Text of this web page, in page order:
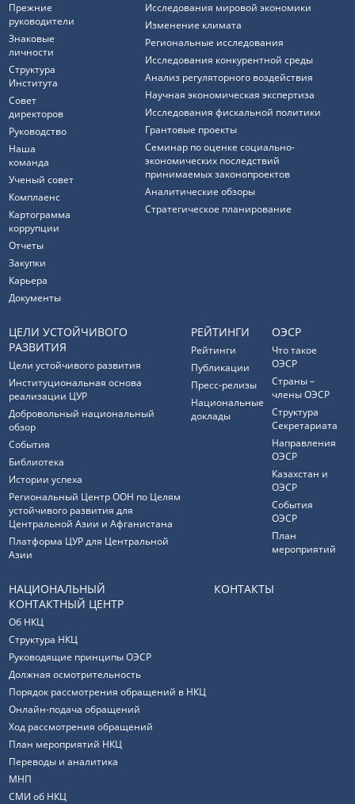
Прежние
руководители
Знаковые
личности
Структура
Института
Совет
директоров
Руководство
Наша
команда
Ученый совет
Комплаенс
Картограмма
коррупции
Отчеты
Закупки
Карьера
Документы
Исследования мировой экономики
Изменение климата
Региональные исследования
Исследования конкурентной среды
Анализ регуляторного воздействия
Научная экономическая экспертиза
Исследования фискальной политики
Грантовые проекты
Семинар по оценке социально-
экономических последствий
принимаемых законопроектов
Аналитические обзоры
Стратегическое планирование
ЦЕЛИ УСТОЙЧИВОГО
РАЗВИТИЯ
Цели устойчивого развития
Институциональная основа
реализации ЦУР
Добровольный национальный
обзор
События
Библиотека
Истории успеха
Региональный Центр ООН по Целям
устойчивого развития для
Центральной Азии и Афганистана
Платформа ЦУР для Центральной
Азии
РЕЙТИНГИ
Рейтинги
Публикации
Пресс-релизы
Национальные
доклады
ОЭСР
Что такое
ОЭСР
Страны –
члены ОЭСР
Структура
Секретариата
Направления
ОЭСР
Казахстан и
ОЭСР
События
ОЭСР
План
мероприятий
НАЦИОНАЛЬНЫЙ
КОНТАКТНЫЙ ЦЕНТР
Об НКЦ
Структура НКЦ
Руководящие принципы ОЭСР
Должная осмотрительность
Порядок рассмотрения обращений в НКЦ
Онлайн-подача обращений
Ход рассмотрения обращений
План мероприятий НКЦ
Переводы и аналитика
МНП
СМИ об НКЦ
КОНТАКТЫ